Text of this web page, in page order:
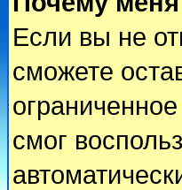
Если вы не
сможете
смог